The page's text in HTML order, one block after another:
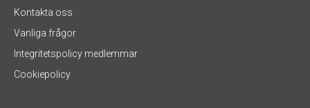
Kontakta oss
Vanliga frågor
Integritetspolicy medlemmar
Cookiepolicy